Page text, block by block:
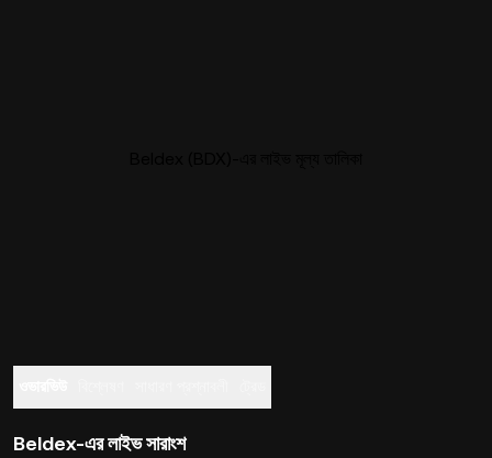
Beldex-এর লাইভ সারাংশ